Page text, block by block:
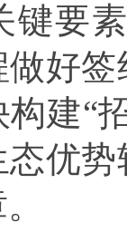
键要
好
建“
优